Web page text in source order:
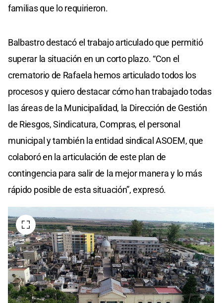
familias que lo requirieron.
Balbastro destacó el trabajo articulado que permitió
superar la situación en un corto plazo. “Con el
crematorio de Rafaela hemos articulado todos los
procesos y quiero destacar cómo han trabajado todas
las áreas de la Municipalidad, la Dirección de Gestión
de Riesgos, Sindicatura, Compras, el personal
municipal y también la entidad sindical ASOEM, que
colaboró en la articulación de este plan de
contingencia para salir de la mejor manera y lo más
rápido posible de esta situación”, expresó.